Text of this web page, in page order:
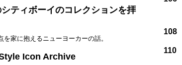
ティボーイのコレクションを拝
を家に抱えるニューヨーカーの話。
Icon Archive
108
110